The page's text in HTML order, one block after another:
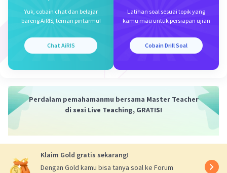
XC = reaktansi kapasitif (ohm)
L = Induktansi diri (H)
C = kapasitas kapasitor (C)
ω = kecepatan sudut (rad/s)
Z = √[R 2+ (XL - Xc)2]
Xc = Hambatan kapasitif (ohm)
XL = Hambatan induktif (ohm)
Yuk, cobain chat dan belajar
bareng AiRIS, teman pintarmu!
Chat AiRIS
Latihan soal sesuai topik yang
kamu mau untuk persiapan ujian
Cobain Drill Soal
Perdalam pemahamanmu bersama Master Teacher
di sesi Live Teaching, GRATIS!
Klaim Gold gratis sekarang!
Dengan Gold kamu bisa tanya soal ke Forum